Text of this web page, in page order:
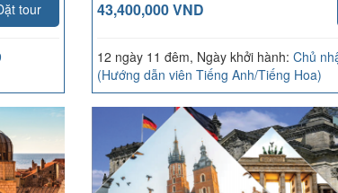
tour 43,400,000 VND
12 ngày 11 đêm, Ngày khởi hành: Chủ
(Hướng dẫn viên Tiếng Anh/Tiếng Hoa)